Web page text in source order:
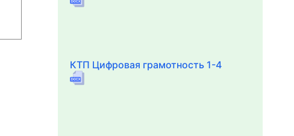
КТП Цифровая грамотность 1-4